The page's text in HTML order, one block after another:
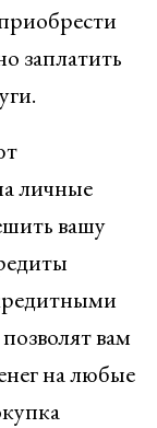
заплатить
личные
вашу
вам
на любые